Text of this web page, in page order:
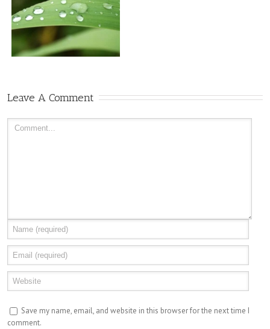
Leave A Comment
Save my name, email, and website in this browser for the next time I
comment.